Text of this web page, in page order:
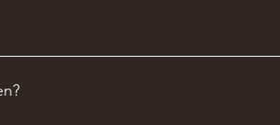
(nicht inklusive). Von 14.00 – 16.00 Uhr